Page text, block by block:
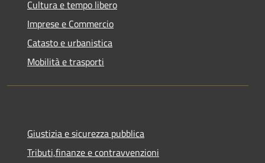
Cultura e tempo libero
Imprese e Commercio
Catasto e urbanistica
Mobilità e trasporti
Giustizia e sicurezza pubblica
Tributi,finanze e contravvenzioni